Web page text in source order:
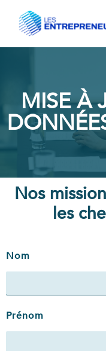
MISE À
Nos
les
Nom
Prénom